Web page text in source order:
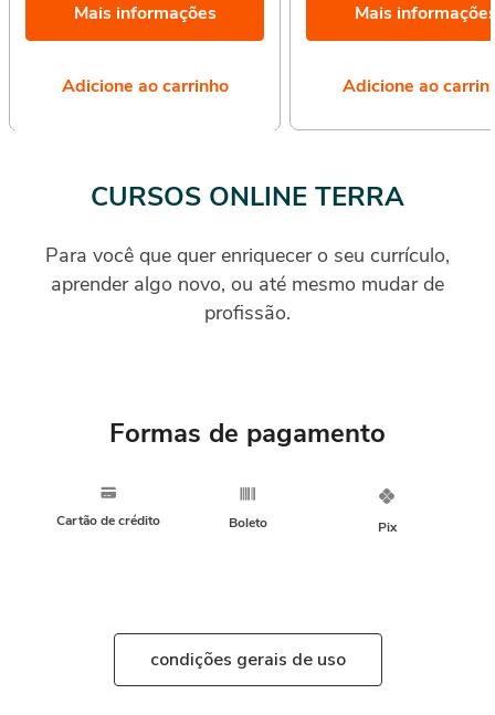
Mais informações
Adicione ao carrinho
Mais
Adicione ao
CURSOS ONLINE TERRA
Para você que quer enriquecer o seu currículo,
aprender algo novo, ou até mesmo mudar de
profissão.
Formas de pagamento
Cartão de crédito Boleto Pix
condições gerais de uso